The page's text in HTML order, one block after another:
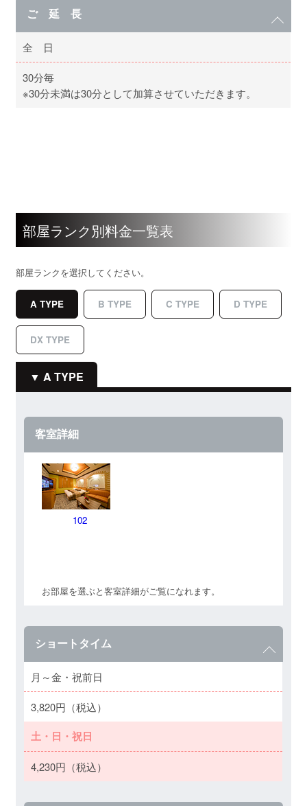
ご 延 長
全 日
30分毎
※30分未満は30分として加算させていただきます。
部屋ランク別料金一覧表
部屋ランクを選択してください。
A TYPE B TYPE C TYPE D TYPE
DX TYPE
A TYPE
客室詳細
102
お部屋を選ぶと客室詳細がご覧になれます。
ショートタイム
月～金・祝前日
3,820円（税込）
土・日・祝日
4,230円（税込）